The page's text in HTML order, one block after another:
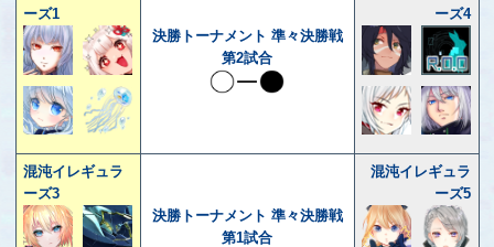
ーズ1
決勝トーナメント 準々決勝戦
第2試合
ーズ4
混沌イレギュラ
ーズ3
決勝トーナメント 準々決勝戦
第1試合
混沌イレギュラ
ーズ5